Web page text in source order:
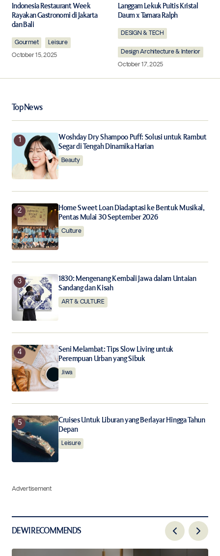
Required fields are marked*
Save my name, email, and website in this browser for
the next time I comment.
Notify me of new posts by email.
Submit Comment
Indonesia Restaurant Week
Rayakan Gastronomi di Jakarta
dan Bali
Gourmet
Leisure
October 15, 2025
Langgam Lekuk Puitis Kristal
Daum x Tamara Ralph
DESIGN & TECH
Design Architecture & Interior
October 17, 2025
Top News
Woshday Dry Shampoo Puff: Solusi untuk Rambut
Segar di Tengah Dinamika Harian
Beauty
Home Sweet Loan Diadaptasi ke Bentuk Musikal,
Pentas Mulai 30 September 2026
Culture
1830: Mengenang Kembali Jawa dalam Untaian
Sandang dan Kisah
ART & CULTURE
Seni Melambat: Tips Slow Living untuk
Perempuan Urban yang Sibuk
Jiwa
Cruises Untuk Liburan yang Berlayar Hingga Tahun
Depan
Leisure
Advertisement
DEWI RECOMMENDS